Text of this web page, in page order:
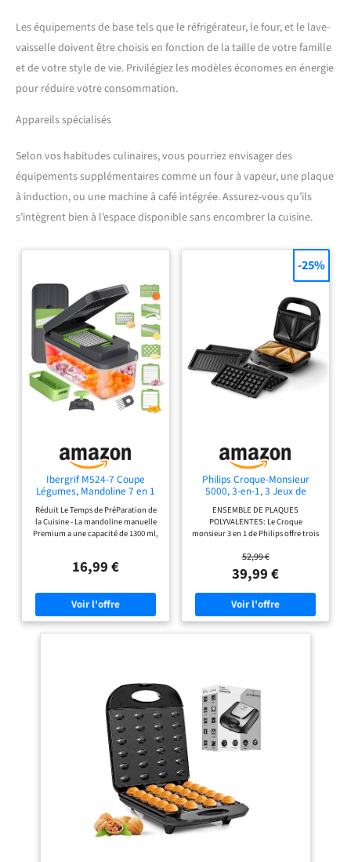
Les équipements de base tels que le réfrigérateur, le four, et le lave-
vaisselle doivent être choisis en fonction de la taille de votre famille
et de votre style de vie. Privilégiez les modèles économes en énergie
pour réduire votre consommation.
Appareils spécialisés
Selon vos habitudes culinaires, vous pourriez envisager des
équipements supplémentaires comme un four à vapeur, une plaque
à induction, ou une machine à café intégrée. Assurez-vous qu’ils
s’intègrent bien à l’espace disponible sans encombrer la cuisine.
Ibergrif M524-7 Coupe
Légumes, Mandoline 7 en 1
Multifonction
Réduit Le Temps de PréParation de
la Cuisine - La mandoline manuelle
Premium a une capacité de 1300 ml,
1 couvercle fraîcheur (adapté aux
verrouillage inclus), 1 porte-
couteau, 1 poignée de sécurité, 1
panier d'égouttage (avec fente pour
les lames), 1 couvercle presseur, 7
en PP de qualité alimentaire et
420J2, sans BPA, ce qui permet de
conserver des ingrédients sains,
nutritifs et sûrs. Avec ce coupe-
légumes à mandoline, vous pouvez
être sûr de préparer des dîners sains,
délicieux et créatifs pour votre
famille. Utilisation
Multifonctionnelle - Le coupe
légumes peut trancher, découper,
râper, réduire en purée, non
seulement pour couper les légumes,
mais aussi pour préparer des
compléments alimentaires pour
16,99 €
Philips Croque-Monsieur
5000, 3-en-1, 3 Jeux de
ENSEMBLE DE PLAQUES
POLYVALENTES: Le Croque
monsieur 3 en 1 de Philips offre trois
interchangeables pour les paninis,
les sandwichs et les gaufres, vous
permettant de savourer une large
variété de plats LE CROUSTILLANT À
LA PERFECTION : Avec une
puissance de 750W, cet appareil à
croque-monsieur assure un
gril antiadhésives sont amovibles,
facilitant le nettoyage. Fini le
récurage, il vous suffira de retirer les
plaques pour les nettoyer
facilement UNE CHALEUR
HOMOGÈNE POUR DES RÉSULTATS
des garnitures parfaitement fondues
et grillées. Les plaques à sceller
conservent les ingrédients à
l’intérieur CONCEPTION
CONVIVIALE:Cet appareil toaster &
52,99 €
39,99 €
-25%